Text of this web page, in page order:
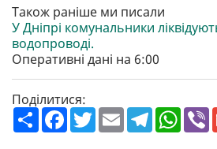
Також раніше ми писали
У Дніпрі комунальники
водопроводі.
Оперативні дані на 6:00
Поділитися:
П
о
ш
F
a
c
T
w
E
m
a
T
e
W
h
a
V
b